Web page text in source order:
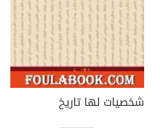
شخصيات لها تاريخ